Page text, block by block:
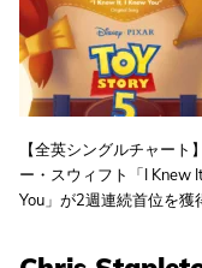
【全英シングルチャート
ー・スウィフト「I Knew
You」が2週連続首位を獲